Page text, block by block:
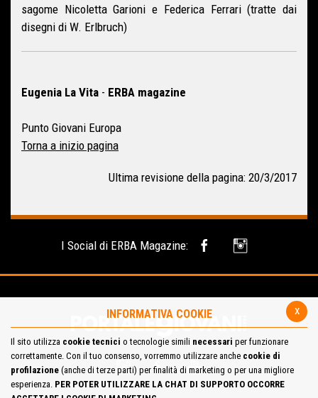
sagome Nicoletta Garioni e Federica Ferrari (tratte dai
disegni di W. Erlbruch)
Eugenia La Vita - ERBA magazine
Punto Giovani Europa
Torna a inizio pagina
Ultima revisione della pagina: 20/3/2017
I Social di ERBA Magazine:
x
INFORMATIVA COOKIE
Il sito utilizza cookie tecnici o tecnologie simili necessari per funzionare
correttamente. Con il tuo consenso, vorremmo utilizzare anche cookie di
profilazione (anche di terze parti) per finalità di marketing o per una migliore
esperienza. PER POTER UTILIZZARE LA CHAT DI SUPPORTO OCCORRE